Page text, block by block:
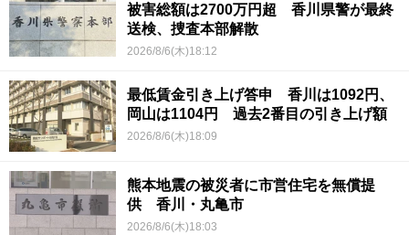
被害総額は2700万円超 香川県警が最終
送検、捜査本部解散
2026/8/6(木)18:12
最低賃金引き上げ答申 香川は1092円、
岡山は1104円 過去2番目の引き上げ額
2026/8/6(木)18:09
熊本地震の被災者に市営住宅を無償提
供 香川・丸亀市
2026/8/6(木)18:03